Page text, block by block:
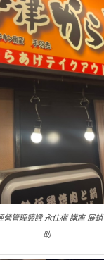
管理簽證 永住權 講座 展
助